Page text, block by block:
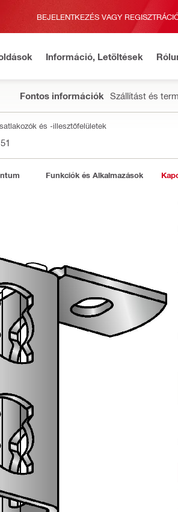
BEJELENTKEZÉS VAGY
Információ, Letöltések
Fontos információk Szállítást és
és -illesztőfelületek
Funkciók és Alkalmazások